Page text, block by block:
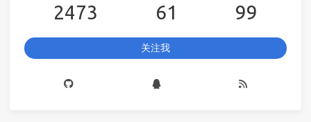
2473 61 99
关注我